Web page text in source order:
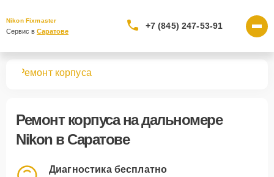
Nikon Fixmaster
Сервис в Саратове
+7 (845) 247-53-91
Ремонт корпуса
Ремонт корпусана дальномере
Nikon в Саратове
Диагностика бесплатно